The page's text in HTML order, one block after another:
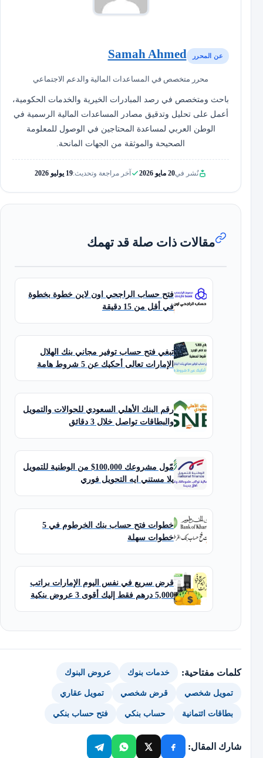
عن المحرر Samah Ahmed
محرر متخصص في المساعدات المالية والدعم الاجتماعي
باحث ومتخصص في رصد المبادرات الخيرية والخدمات الحكومية،
أعمل على تحليل وتدقيق مصادر المساعدات المالية الرسمية في
الوطن العربي لمساعدة المحتاجين في الوصول للمعلومة
الصحيحة والموثقة من الجهات المانحة.
نُشر في20 مايو 2026 آخر مراجعة وتحديث:19 يوليو 2026
مقالات ذات صلة قد تهمك
فتح حساب الراجحي اون لاين خطوة بخطوة
في أقل من 15 دقيقة
تبغي فتح حساب توفير مجاني بنك الهلال
الإمارات تعالى أحكيك عن 5 شروط هامة
رقم البنك الأهلي السعودي للحوالات والتمويل
والبطاقات تواصل خلال 3 دقائق
مّول مشروعك 100,000$ من الوطنية للتمويل
يلا مستني ايه التحويل فوري
خطوات فتح حساب بنك الخرطوم في 5
خطوات سهلة
قرض سريع في نفس اليوم الإمارات براتب
5,000 درهم فقط إليك أقوى 3 عروض بنكية
كلمات مفتاحية: خدمات بنوك عروض البنوك
تمويل شخصي قرض شخصي تمويل عقاري
بطاقات ائتمانية حساب بنكي فتح حساب بنكي
شارك المقال: